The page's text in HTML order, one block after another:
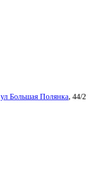
ул Большая Полянка, 44/2